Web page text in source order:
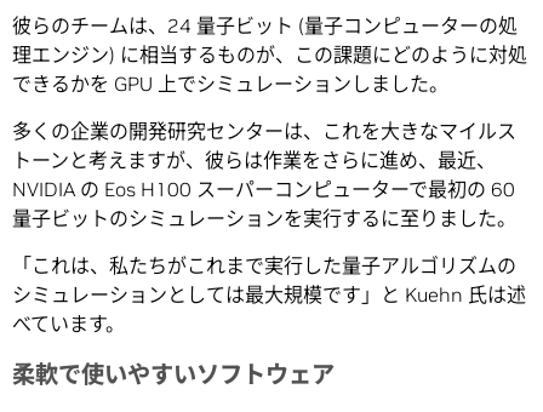
彼らのチームは、24 量子ビット (量子コンピューターの処
理エンジン) に相当するものが、この課題にどのように対処
できるかを GPU 上でシミュレーションしました。
多くの企業の開発研究センターは、これを大きなマイルス
トーンと考えますが、彼らは作業をさらに進め、最近、
NVIDIA の Eos H100 スーパーコンピューターで最初の 60
量子ビットのシミュレーションを実行するに至りました。
「これは、私たちがこれまで実行した量子アルゴリズムの
シミュレーションとしては最大規模です」と Kuehn 氏は述
べています。
柔軟で使いやすいソフトウェア